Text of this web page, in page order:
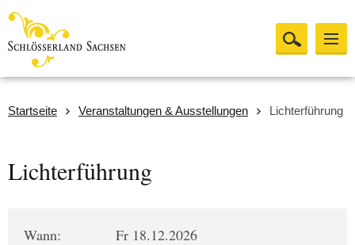
Startseite Veranstaltungen & Ausstellungen Lichterführung
Lichterführung
Wann:
Fr 18.12.2026